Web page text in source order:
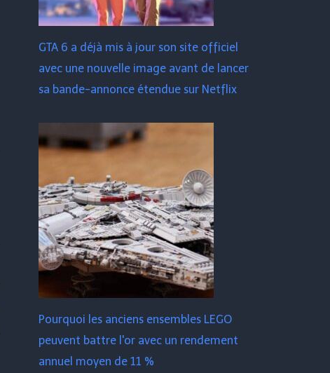
GTA 6 a déjà mis à jour son site officiel
avec une nouvelle image avant de lancer
sa bande-annonce étendue sur Netflix
Pourquoi les anciens ensembles LEGO
peuvent battre l'or avec un rendement
annuel moyen de 11 %